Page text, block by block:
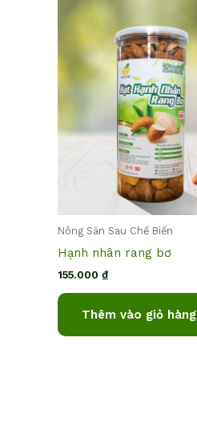
Nông Sản Sau Chế Biến
Hạnh nhân rang bơ
155.000 ₫
Thêm vào giỏ hàng